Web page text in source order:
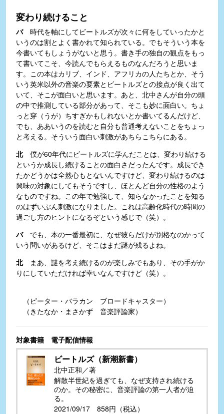
変わり続けること
バ時代を軸にしてビートルズが次々に何をしていったかと
いうのは割とよく書かれて知られている。でもそういう本を
今書いてもしょうがないと思う。書き手の独自の観点をもっ
て書いてこそ、今読んでもらえるものなんだろうと思いま
す。この本はカリブ、インド、アフリカの人たちとか、そう
いう英米以外の音楽の要素とビートルズとの接点が良く出て
いて、そこが面白いと思います。あと、北中さんが自分の頭
の中で推測している部分があって、そこも妙に面白い。ちょ
っと穿（うが）ちすぎかもしれないとか書いてるんだけど、
でも、ああいうのを読むと自分も普通考えないことをちょっ
と考える。そういう面白い刺激があちらこちらにある。
北僕が60年代にビートルズに学んだことは、変わり続ける
というか成長し続けることの面白さだったんです。成長でき
たかどうかは全然心もとないんですけど、変わり続けるのは
興味の対象にしてもそうですし、ほとんど自分の性格のよう
なものですね。この年で勉強して、知らなかったことを知る
のはずいぶん刺激になりました。これは高齢化時代の時間の
過ごし方のヒントになるぞという感じで（笑）。
バでも、本の一番最初に、なぜ彼らだけが別格なのかって
いう問いがあるけど、そこはまだ謎が残るよね。
北まあ、謎を考え続けるのが楽しみでもあり、その手がか
りにしていただければ幸いなんですけど（笑）。
（ピーター・バラカン ブロードキャスター）
（きたなか・まさかず 音楽評論家）
対象書籍 電子配信情報
ビートルズ（新潮新書）
北中正和／著
解散半世紀を過ぎても、なぜ支持され続ける
のか。その秘密に、音楽評論の第一人者が迫
る。
2021/09/17 858円（税込）